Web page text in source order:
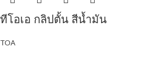
ทีโอเอ กลิปตั้น สีน้ำมัน
TOA